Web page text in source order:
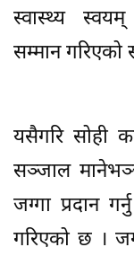
स्वास्थ्य
सम्मान
यसैगरि सोही
सञ्जाल
जग्गा प्रदान
गरिएको छ ।